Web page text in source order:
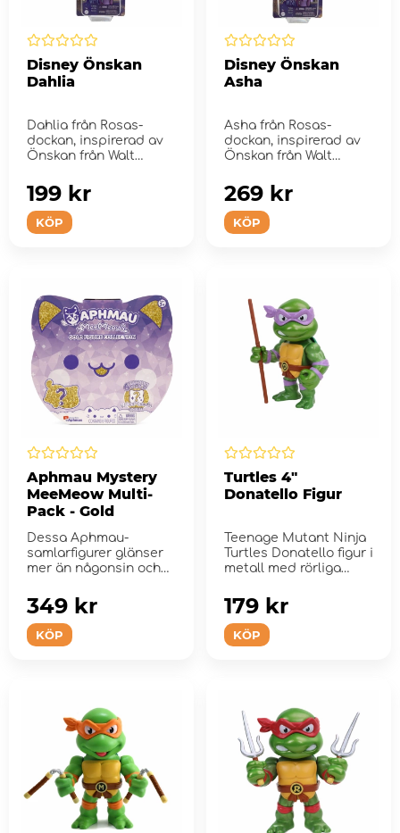
Disney Önskan
Dahlia
Dahlia från Rosas-
dockan, inspirerad av
Önskan från Walt
KÖP
199 kr
Disney Önskan
Asha
Asha från Rosas-
dockan, inspirerad av
Önskan från Walt
KÖP
269 kr
Aphmau Mystery
MeeMeow Multi-
Pack - Gold
Dessa Aphmau-
samlarfigurer glänser
mer än någonsin och
KÖP
349 kr
Turtles 4"
Donatello Figur
Teenage Mutant Ninja
Turtles Donatello figur i
metall med rörliga
KÖP
179 kr